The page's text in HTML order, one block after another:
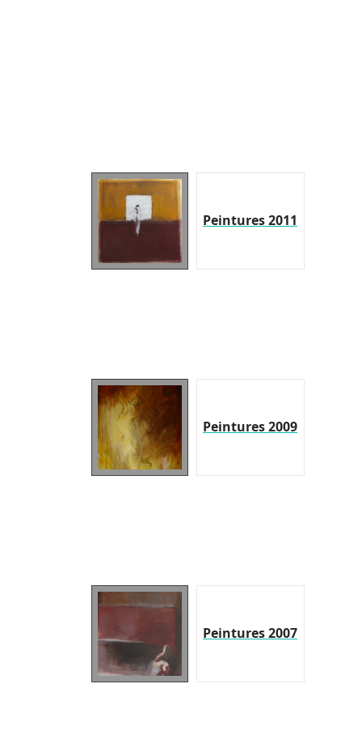
Peintures 2011
Peintures 2009
Peintures 2007